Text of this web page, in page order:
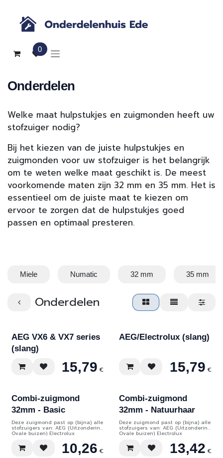
0
Onderdelen
Welke maat hulpstukjes en zuigmonden heeft uw
stofzuiger nodig?
Bij het kiezen van de juiste hulpstukjes en
zuigmonden voor uw stofzuiger is het belangrijk
om te weten welke maat geschikt is. De meest
voorkomende maten zijn 32 mm en 35 mm. Het is
essentieel om de juiste maat te kiezen om
ervoor te zorgen dat de hulpstukjes goed
passen en optimaal presteren.
Miele Numatic 32 mm 35 mm
Onderdelen
AEG VX6 & VX7 series
(slang)
15,79 €
AEG/Electrolux (slang)
15,79 €
Combi-zuigmond
32mm - Basic
Deze zuigmond past op (bijna) alle
stofzuigers van: AEG (Uitzondering
Ovale buizen) Electrolux
Philips (tot 2014) Nilfisk Numatic
(bijv. Henry, Hetty, James enz. enz.)
Taski Rowenta (de meeste10,26 €
Combi-zuigmond
32mm - Natuurhaar
Deze zuigmond past op (bijna) alle
stofzuigers van: AEG (Uitzondering
Ovale buizen) Electrolux
Philips (tot 2014) Nilfisk Numatic
(bijv. Henry, Hetty, James enz. enz.)
Taski Rowenta (de meeste13,42 €